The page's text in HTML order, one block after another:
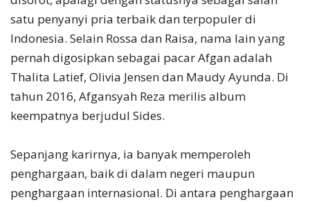
satu penyanyi pria terbaik dan terpopuler di
Indonesia. Selain Rossa dan Raisa, nama lain yang
pernah digosipkan sebagai pacar Afgan adalah
Thalita Latief, Olivia Jensen dan Maudy Ayunda. Di
tahun 2016, Afgansyah Reza merilis album
keempatnya berjudul Sides.
Sepanjang karirnya, ia banyak memperoleh
penghargaan, baik di dalam negeri maupun
penghargaan internasional. Di antara penghargaan